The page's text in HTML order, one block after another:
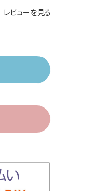
レビューを見る